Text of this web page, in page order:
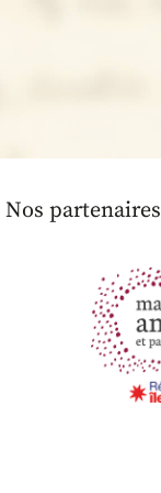
Nos partenaires